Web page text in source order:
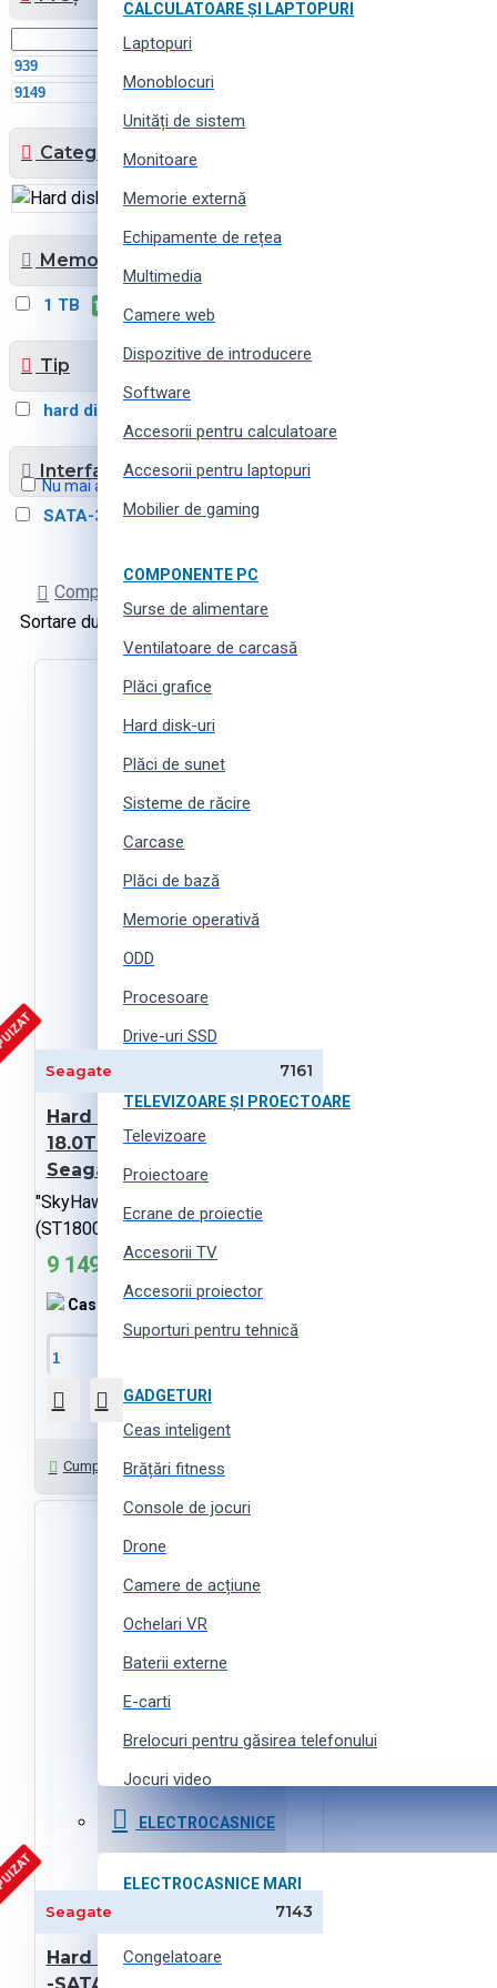
Nu mai arătați acest mesaj
CALCULATOARE ȘI LAPTOPURI
Laptopuri
Monoblocuri
Unități de sistem
Monitoare
Memorie externă
Echipamente de rețea
Multimedia
Camere web
Dispozitive de introducere
Software
Accesorii pentru calculatoare
Accesorii pentru laptopuri
Mobilier de gaming
COMPONENTE PC
Surse de alimentare
Ventilatoare de carcasă
Plăci grafice
Hard disk-uri
Plăci de sunet
Sisteme de răcire
Carcase
Plăci de bază
Memorie operativă
ODD
Procesoare
Drive-uri SSD
TELEVIZOARE ȘI PROECTOARE
Televizoare
Proiectoare
Ecrane de proiectie
Accesorii TV
Accesorii proiector
Suporturi pentru tehnică
GADGETURI
Ceas inteligent
Brățări fitness
Console de jocuri
Drone
Camere de acțiune
Ochelari VR
Baterii externe
E-carti
Brelocuri pentru găsirea telefonului
Jocuri video
Curele pentru ceasuri inteligente
Accesorii pentru camere de acțiune
Camere SLR
ELECTROCASNICE
ELECTROCASNICE MARI
Congelatoare
MDL
Categorii
Hard disk-uri 4
Memorie
1 TB 1
Tip
hard diskuri
Interfață de unitate
SATA-3 (6 Gb/s) 1
Comparare produse
Sortare după:
Seagate 7161
Hard diskuri 3.5" HDD
18.0TB-SATA-256MB
Seagate
"SkyHawk AI Surveillance
(ST18000VE002)"
9 149 MDL
Cashback:183 MDL
Cumpără cu 1 click Întrebați-ne
Seagate 7143
Hard diskuri 3.5" HDD 4.0TB
-SATA -128MB Seagate